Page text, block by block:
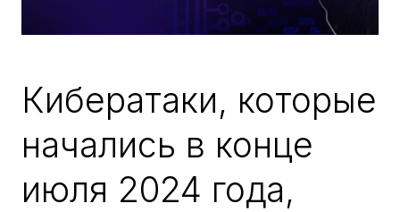
Кибератаки, которые
начались в конце
июля 2024 года,